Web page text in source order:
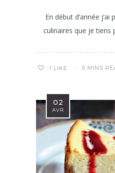
En début d’année
culinaires que je
1 LIKE 5 MINS
02
AVR